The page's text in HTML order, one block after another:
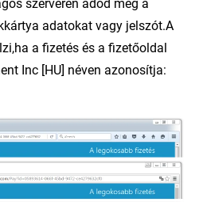
szerverén adod meg a
adatokat vagy jelszót.A
a fizetés és a fizetőoldal
Inc [HU] néven azonosítja: